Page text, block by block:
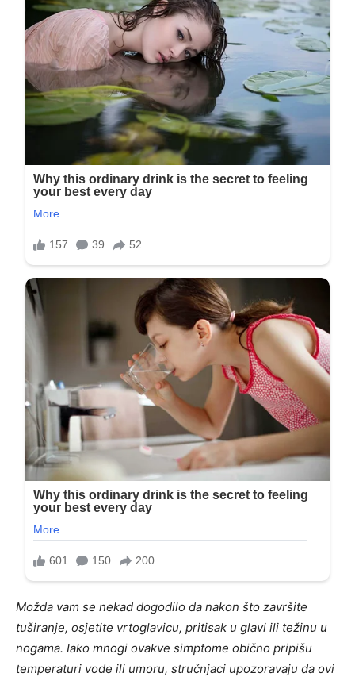
Možda vam se nekad dogodilo da nakon što završite
tuširanje, osjetite vrtoglavicu, pritisak u glavi ili težinu u
nogama. Iako mnogi ovakve simptome obično pripišu
temperaturi vode ili umoru, stručnjaci upozoravaju da ovi